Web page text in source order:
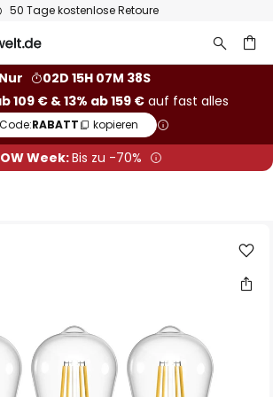
50 Tage kostenlose Retoure
Nur
02D 15H 07M 37S
109 € & 13% ab 159 €auf fast alles
Code:RABATT kopieren
Week:Bis zu -70%